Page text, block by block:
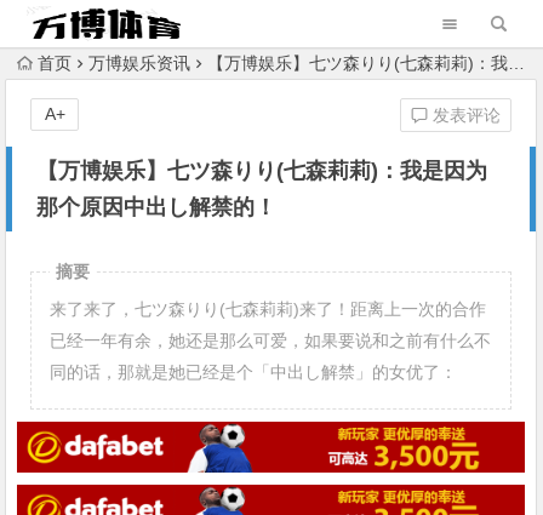
首页 万博娱乐资讯 【万博娱乐】七ツ森りり(七森莉莉)：我是因为那个原因中出し解禁的！
【万博娱乐】七ツ森りり(七森莉莉)：我是因为
那个原因中出し解禁的！
发表评论
A+
摘要
来了来了，七ツ森りり(七森莉莉)来了！距离上一次的合作
已经一年有余，她还是那么可爱，如果要说和之前有什么不
同的话，那就是她已经是个「中出し解禁」的女优了：